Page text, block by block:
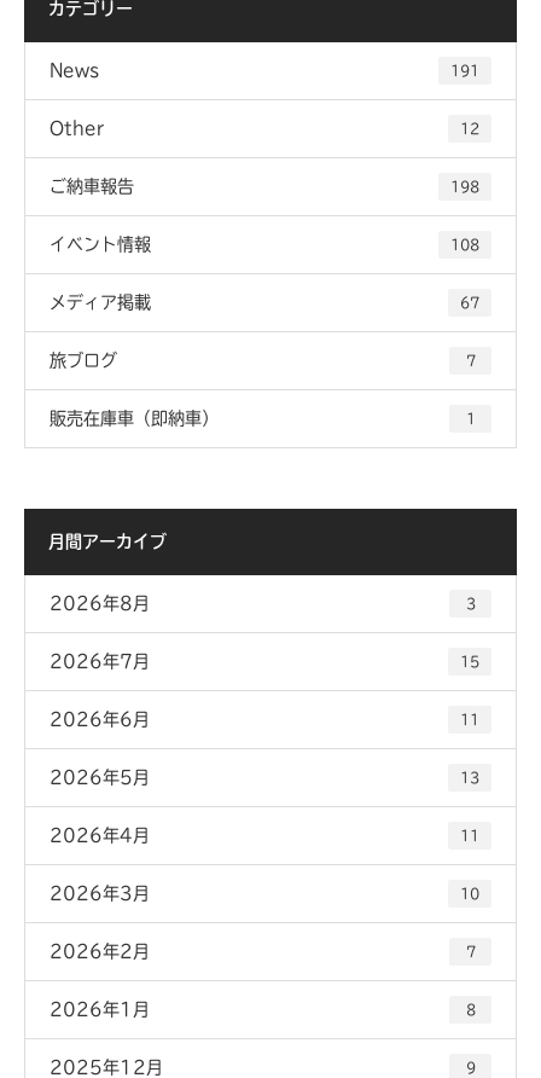
カテゴリー
News 191
Other 12
ご納車報告 198
イベント情報 108
メディア掲載 67
旅ブログ 7
販売在庫車（即納車） 1
月間アーカイブ
2026年8月 3
2026年7月 15
2026年6月 11
2026年5月 13
2026年4月 11
2026年3月 10
2026年2月 7
2026年1月 8
2025年12月 9